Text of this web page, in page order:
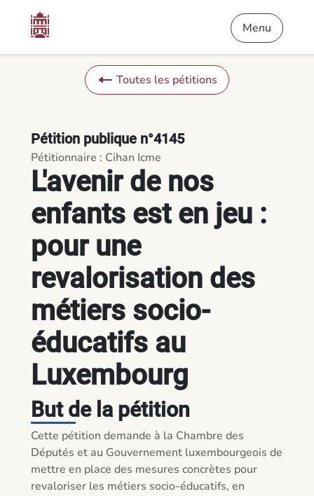
L'avenir de nos enfants est en jeu : pour une revalorisation
Menu
Toutes les pétitions
L'avenir de nos
enfants est en jeu :
pour une
revalorisation des
métiers socio-
éducatifs au
Luxembourg
Pétition publique n°4145
Pétitionnaire : Cihan Icme
But de la pétition
Cette pétition demande à la Chambre des
Députés et au Gouvernement luxembourgeois de
mettre en place des mesures concrètes pour
revaloriser les métiers socio-éducatifs, en